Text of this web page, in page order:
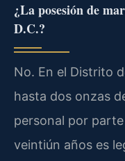
¿La posesión de
D.C.?
No. En el Distrito
hasta dos onzas
personal por
veintiún años es